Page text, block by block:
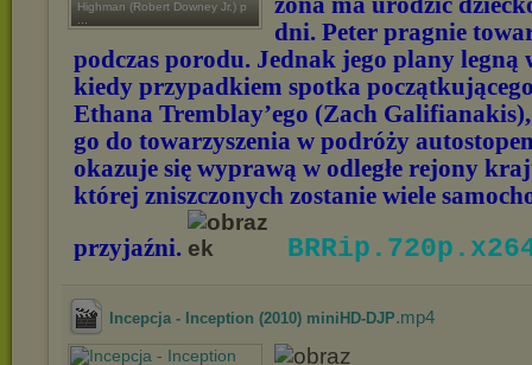
Highman (Robert Downey Jr.) p
dni. Peter pragnie
podczas porodu. Jednak jego plany legną
kiedy przypadkiem spotka
Ethana Tremblay’ego (Zach
go do towarzyszenia w podróży
okazuje się wyprawą w odległe rejony
której zniszczonych zostanie wiele
przyjaźni.
Incepcja - Inception (2010) miniHD-DJP.mp4